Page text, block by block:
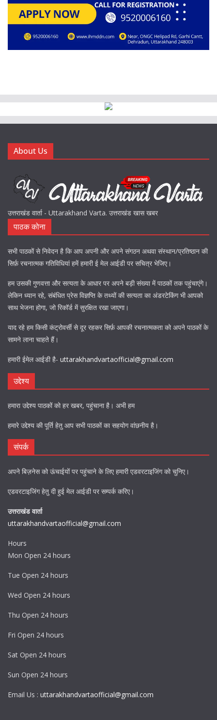
About Us
उत्तराखंड वार्ता - Uttarakhand Varta. उत्तराखंड खास खबर
पाठक कोना
सभी पाठकों से निवेदन है कि आप अपनी और अपने संगठन अथवा संस्थान/प्रतिष्ठान की
सिर्फ़ रचनात्मक गतिविधियां हमें हमारी ई मेल आईडी पर सचित्र भेजिए।
हम उसकी गुणवत्ता और सत्यता के आधार पर अपने बड़ी संख्या में पाठकों तक पहुंचाएंगे।
लेकिन ध्यान रहे, संबंधित प्रेस विज्ञप्ति के तथ्यों की सत्यता का अंडरटेकिंग भी आपको
साथ भेजना होगा, जो रिकॉर्ड में सुरक्षित रखा जाएगा।
याद रहे हम किसी कंट्रोवर्सी से दूर रहकर सिर्फ़ आपकी रचनात्मकता को अपने पाठकों के
सामने लाना चाहते हैं।
हमारी ईमेल आईडी है- uttarakhandvartaofficial@gmail.com
उद्देश्य
हमारा उद्देश्य पाठकों को हर खबर, पहुंचाना है। अभी हम
हमारे उद्देश्य की पूर्ति हेतु आप सभी पाठकों का सहयोग वांछनीय है।
संपर्क
अपने बिज़नेस को ऊंचाईयों पर पहुंचाने के लिए हमारी एडवरटाइजिंग को चुनिए।
एडवरटाइजिंग हेतु दी हुई मेल आईडी पर सम्पर्क करिए।
उत्तराखंड वार्ता
uttarakhandvartaofficial@gmail.com
Hours
Mon Open 24 hours
Tue Open 24 hours
Wed Open 24 hours
Thu Open 24 hours
Fri Open 24 hours
Sat Open 24 hours
Sun Open 24 hours
Email Us : uttarakhandvartaofficial@gmail.com